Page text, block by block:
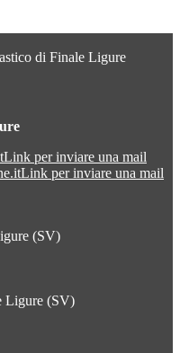
di Finale Ligure
Link per inviare una mail
Link per inviare una mail
(SV)
Ligure (SV)